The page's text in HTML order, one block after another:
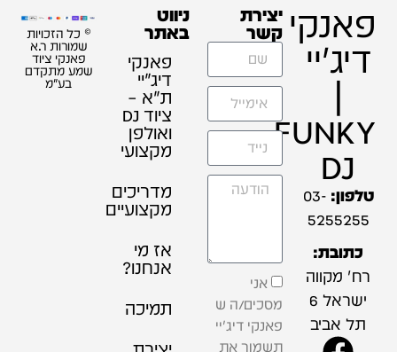
פאנקי
דיג'יי
|
FUNKY
DJ
טלפון: 03-
5255255
כתובת:
רח' מקווה
ישראל 6
תל אביב
יצירת
קשר
אני
מסכים/ה ש
פאנקי דיג'יי
תשמור את
ניווט
באתר
פאנקי
דיג׳יי
ת"א –
ציוד DJ
ואולפן
מקצועי
מדריכים
מקצועיים
אז מי
אנחנו?
תמיכה
© כל הזכויות
שמורות ר.א
פאנקי ציוד
שמע מתקדם
בע"מ